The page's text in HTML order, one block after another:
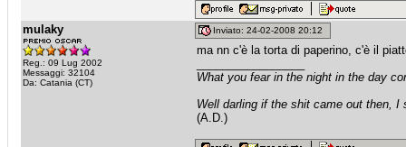
mulaky
Reg.: 09 Lug 2002
Messaggi: 32104
Da: Catania (CT)
Inviato: 24-02-2008 20:12
ma nn c'è la torta di paperino, c'è il
What you fear in the night in the day
Well darling if the shit came out then, I
(A.D.)